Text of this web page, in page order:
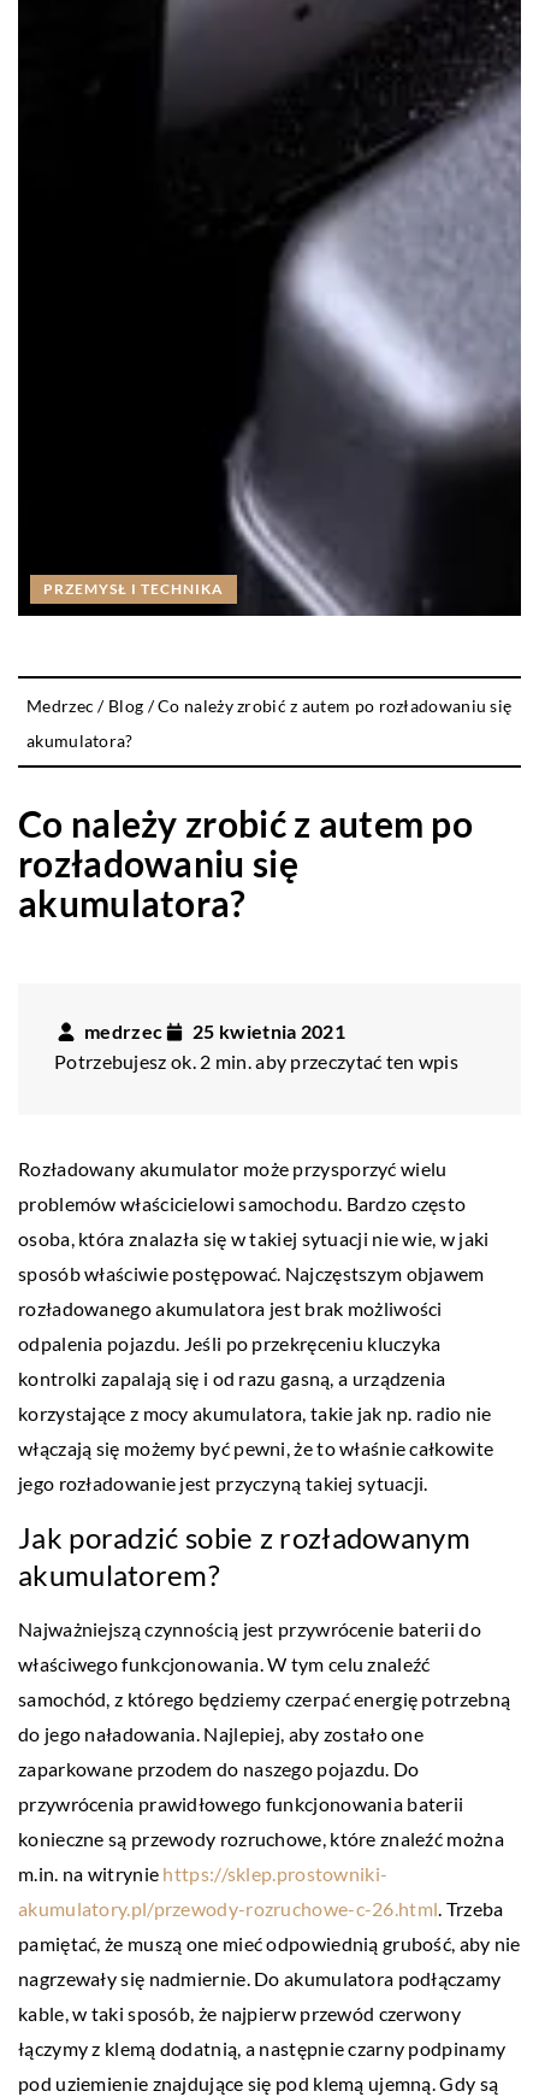
PRZEMYSŁ I TECHNIKA
Medrzec / Blog /Co należy zrobić z autem po rozładowaniu się
akumulatora?
Co należy zrobić z autem po
rozładowaniu się
akumulatora?
medrzec
25 kwietnia 2021
Potrzebujesz ok. 2 min. aby przeczytać ten wpis
Rozładowany akumulator może przysporzyć wielu
problemów właścicielowi samochodu. Bardzo często
osoba, która znalazła się w takiej sytuacji nie wie, w jaki
sposób właściwie postępować. Najczęstszym objawem
rozładowanego akumulatora jest brak możliwości
odpalenia pojazdu. Jeśli po przekręceniu kluczyka
kontrolki zapalają się i od razu gasną, a urządzenia
korzystające z mocy akumulatora, takie jak np. radio nie
włączają się możemy być pewni, że to właśnie całkowite
jego rozładowanie jest przyczyną takiej sytuacji.
Jak poradzić sobie z rozładowanym
akumulatorem?
Najważniejszą czynnością jest przywrócenie baterii do
właściwego funkcjonowania. W tym celu znaleźć
samochód, z którego będziemy czerpać energię potrzebną
do jego naładowania. Najlepiej, aby zostało one
zaparkowane przodem do naszego pojazdu. Do
przywrócenia prawidłowego funkcjonowania baterii
konieczne są przewody rozruchowe, które znaleźć można
m.in. na witrynie https://sklep.prostowniki-
akumulatory.pl/przewody-rozruchowe-c-26.html. Trzeba
pamiętać, że muszą one mieć odpowiednią grubość, aby nie
nagrzewały się nadmiernie. Do akumulatora podłączamy
kable, w taki sposób, że najpierw przewód czerwony
łączymy z klemą dodatnią, a następnie czarny podpinamy
pod uziemienie znajdujące się pod klemą ujemną. Gdy są